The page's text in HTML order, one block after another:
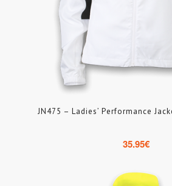
JN475 – Ladies’ Performance
35.95€